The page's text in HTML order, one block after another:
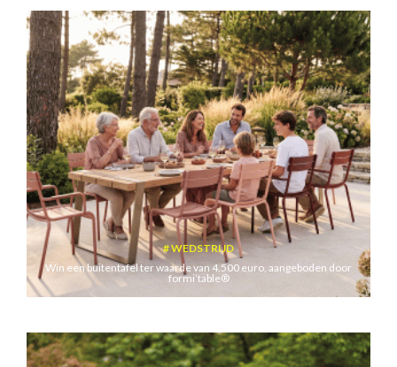
WEDSTRIJD
Win een buitentafel ter waarde van 4.500 euro, aangeboden door
formi’table®